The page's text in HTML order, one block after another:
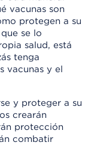
vacunas son
protegen a su
se lo
salud, está
tenga
vacunas y el
y proteger a su
crearán
protección
combatir